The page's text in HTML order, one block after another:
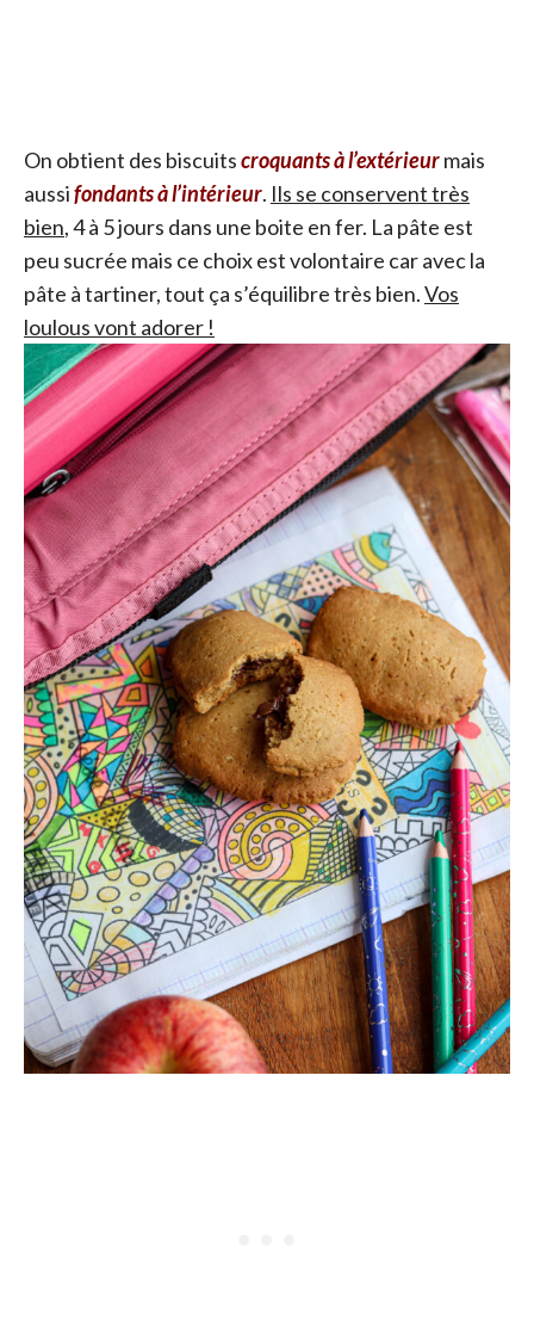
On obtient des biscuitscroquants à l’extérieurmais
aussifondants à l’intérieur. Ils se conservent très
bien, 4 à 5 jours dans une boite en fer. La pâte est
peu sucrée mais ce choix est volontaire car avec la
pâte à tartiner, tout ça s’équilibre très bien.Vos
loulous vont adorer !